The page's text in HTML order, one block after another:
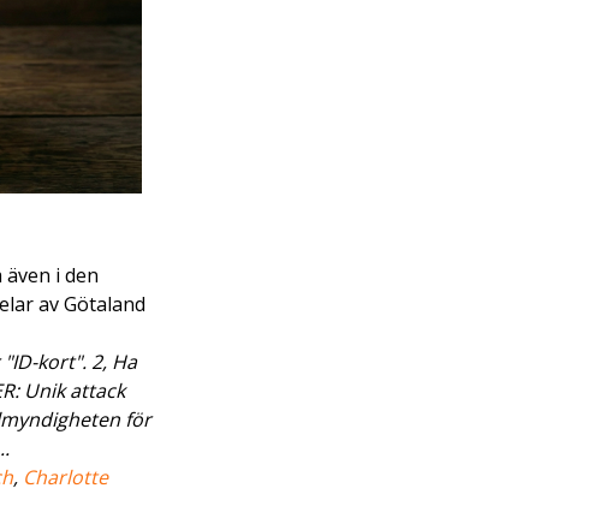
i den
av Götaland
kort". 2, Ha
Unik attack
för
, Charlotte